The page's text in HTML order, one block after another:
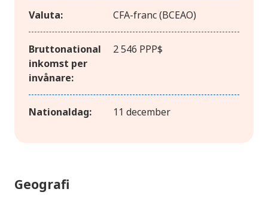
Valuta: CFA-franc (BCEAO)
Bruttonational
inkomst per
invånare:
2 546 PPP$
Nationaldag: 11 december
Geografi